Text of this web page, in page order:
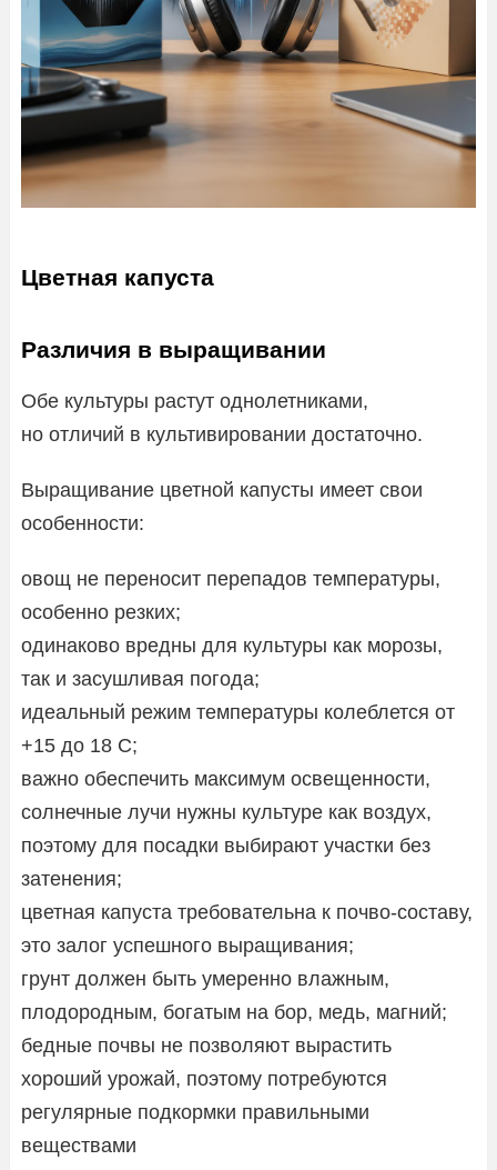
Цветная капуста
Различия в выращивании
Обе культуры растут однолетниками,
но отличий в культивировании достаточно.
Выращивание цветной капусты имеет свои
особенности:
овощ не переносит перепадов температуры,
особенно резких;
одинаково вредны для культуры как морозы,
так и засушливая погода;
идеальный режим температуры колеблется от
+15 до 18 С;
важно обеспечить максимум освещенности,
солнечные лучи нужны культуре как воздух,
поэтому для посадки выбирают участки без
затенения;
цветная капуста требовательна к почво-составу,
это залог успешного выращивания;
грунт должен быть умеренно влажным,
плодородным, богатым на бор, медь, магний;
бедные почвы не позволяют вырастить
хороший урожай, поэтому потребуются
регулярные подкормки правильными
веществами